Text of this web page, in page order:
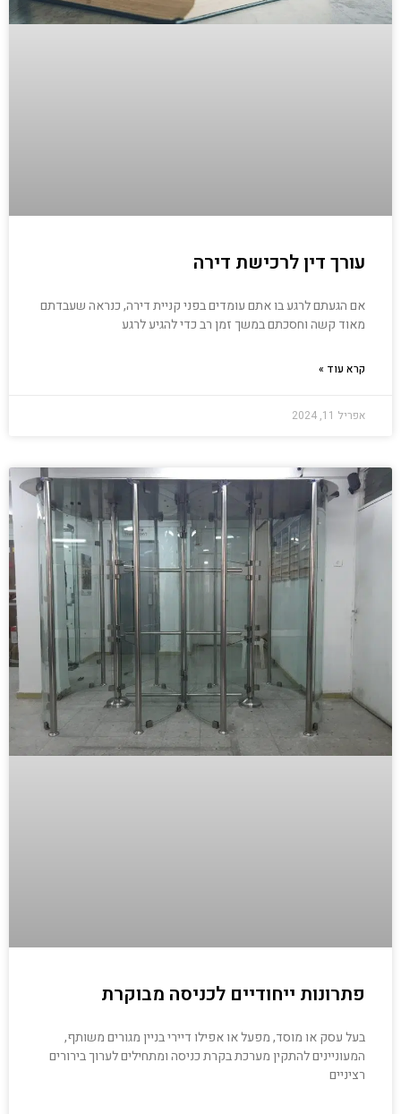
עורך דין לרכישת דירה
אם הגעתם לרגע בו אתם עומדים בפני קניית דירה, כנראה שעבדתם
מאוד קשה וחסכתם במשך זמן רב כדי להגיע לרגע
קרא עוד »
אפריל 11, 2024
פתרונות ייחודיים לכניסה מבוקרת
בעל עסק או מוסד, מפעל או אפילו דיירי בניין מגורים משותף,
המעוניינים להתקין מערכת בקרת כניסה ומתחילים לערוך בירורים
רציניים